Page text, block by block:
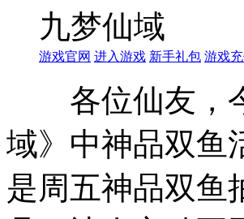
九梦仙域
游戏官网 进入游戏 新手礼包 游戏
各位仙友，今
域》中神品双鱼
是周五神品双鱼